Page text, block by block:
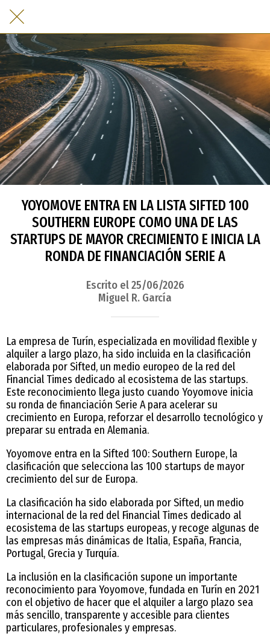
YOYOMOVE ENTRA EN LA LISTA SIFTED 100
SOUTHERN EUROPE COMO UNA DE LAS
STARTUPS DE MAYOR CRECIMIENTO E INICIA LA
RONDA DE FINANCIACIÓN SERIE A
Escrito el 25/06/2026
Miguel R. García
La empresa de Turín, especializada en movilidad flexible y
alquiler a largo plazo, ha sido incluida en la clasificación
elaborada por Sifted, un medio europeo de la red del
Financial Times dedicado al ecosistema de las startups.
Este reconocimiento llega justo cuando Yoyomove inicia
su ronda de financiación Serie A para acelerar su
crecimiento en Europa, reforzar el desarrollo tecnológico y
preparar su entrada en Alemania.
Yoyomove entra en la Sifted 100: Southern Europe, la
clasificación que selecciona las 100 startups de mayor
crecimiento del sur de Europa.
La clasificación ha sido elaborada por Sifted, un medio
internacional de la red del Financial Times dedicado al
ecosistema de las startups europeas, y recoge algunas de
las empresas más dinámicas de Italia, España, Francia,
Portugal, Grecia y Turquía.
La inclusión en la clasificación supone un importante
reconocimiento para Yoyomove, fundada en Turín en 2021
con el objetivo de hacer que el alquiler a largo plazo sea
más sencillo, transparente y accesible para clientes
particulares, profesionales y empresas.